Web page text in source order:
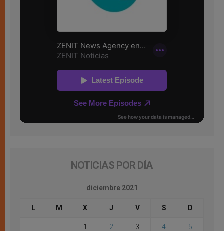
NOTICIAS POR DÍA
diciembre 2021
L M X J V S D
1 2 3 4 5